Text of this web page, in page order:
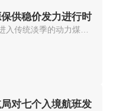
供稳价发力进行时
本应进入传统淡季的动力煤市场，...
局对七个入境航班发